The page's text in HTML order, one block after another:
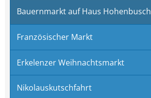
Bauernmarkt auf Haus Hohenbusch
Französischer Markt
Erkelenzer Weihnachtsmarkt
Nikolauskutschfahrt